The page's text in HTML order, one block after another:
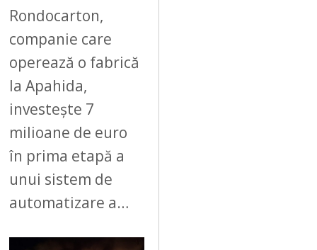
Rondocarton,
companie care
operează o fabrică
la Apahida,
investește 7
milioane de euro
în prima etapă a
unui sistem de
automatizare a…